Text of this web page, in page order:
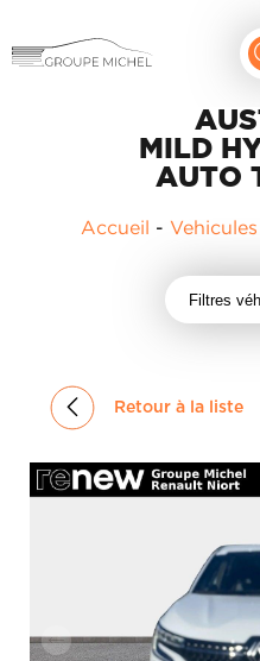
LIGIER
MICROCAR
ACTUALITÉS
MILD
AUTO
Accueil - Vehicules
Filtres
Retour à la liste